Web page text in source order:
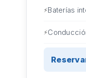
Baterías